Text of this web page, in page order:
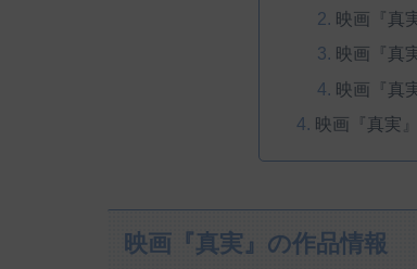
映画『真
映画『真
映画『真
映画『真実
映画『真実』の作品情報